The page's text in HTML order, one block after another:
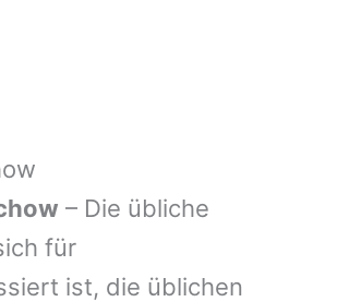
– Die übliche
für
ist, die üblichen